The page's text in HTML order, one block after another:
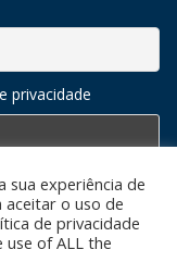
privacidade
sua experiência de
aceitar o uso de
de privacidade
use of ALL the